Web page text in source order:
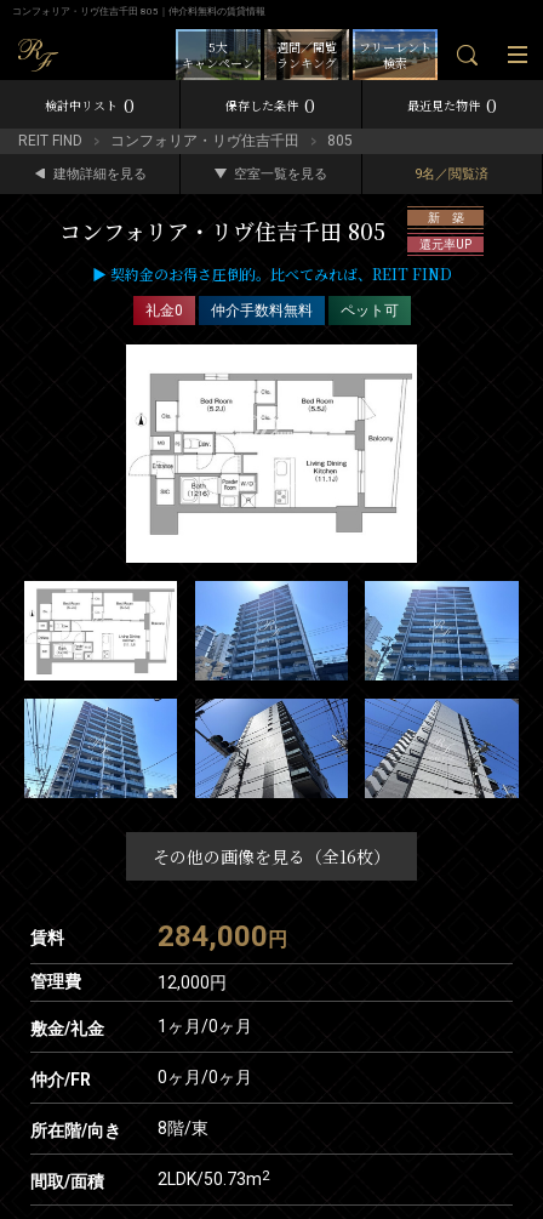
コンフォリア・リヴ住吉千田 805｜仲介料無料の賃貸情報
フリーレント
検索
週間／閲覧
ランキング
5大
キャンペーン
検討中リスト 0 保存した条件 0 最近見た物件 0
REIT FIND コンフォリア・リヴ住吉千田 805
建物詳細を見る 空室一覧を見る 9名／閲覧済
コンフォリア・リヴ住吉千田 805
新 築
還元率UP
▶ 契約金のお得さ圧倒的。比べてみれば、REIT FIND
礼金0 仲介手数料無料 ペット可
その他の画像を見る（全16枚）
賃料 284,000 円
管理費 12,000円
敷金/礼金 1ヶ月/0ヶ月
仲介/FR 0ヶ月/0ヶ月
所在階/向き 8階/東
間取/面積 2LDK/50.73m2